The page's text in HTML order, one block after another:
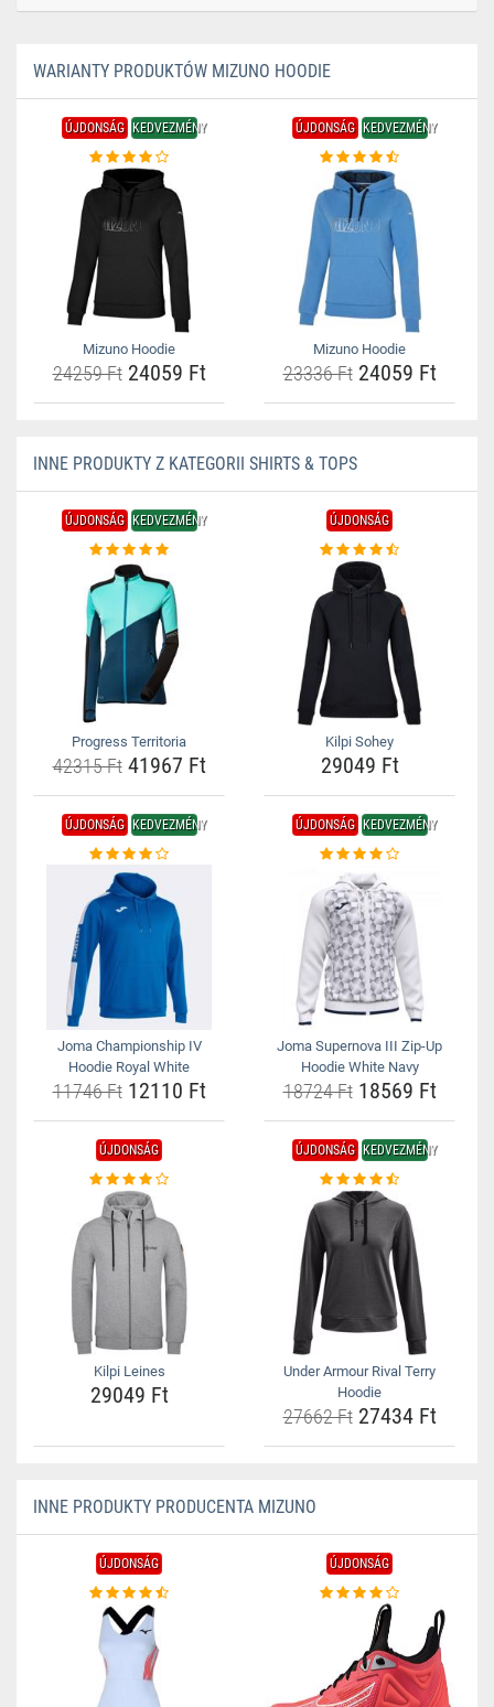
WARIANTY PRODUKTÓW MIZUNO HOODIE
ÚJDONSÁG KEDVEZMÉNY
Mizuno Hoodie
24259 Ft24059 Ft
ÚJDONSÁG KEDVEZMÉNY
Mizuno Hoodie
23336 Ft24059 Ft
INNE PRODUKTY Z KATEGORII SHIRTS & TOPS
ÚJDONSÁG KEDVEZMÉNY
Progress Territoria
42315 Ft41967 Ft
ÚJDONSÁG
Kilpi Sohey
29049 Ft
ÚJDONSÁG KEDVEZMÉNY
Joma Championship IV
Hoodie Royal White
11746 Ft12110 Ft
ÚJDONSÁG KEDVEZMÉNY
Joma Supernova III Zip-Up
Hoodie White Navy
18724 Ft18569 Ft
ÚJDONSÁG
Kilpi Leines
29049 Ft
ÚJDONSÁG KEDVEZMÉNY
Under Armour Rival Terry
Hoodie
27662 Ft27434 Ft
INNE PRODUKTY PRODUCENTA MIZUNO
ÚJDONSÁG ÚJDONSÁG